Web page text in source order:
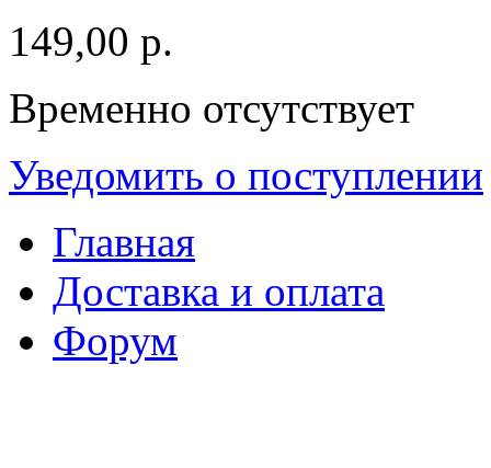
149,00 р.
Временно отсутствует
Уведомить о поступлении
Главная
Доставка и оплата
Форум